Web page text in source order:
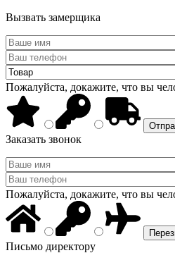
Вызвать замерщика
Пожалуйста, докажите, что вы
Заказать звонок
Пожалуйста, докажите, что вы
Письмо директору